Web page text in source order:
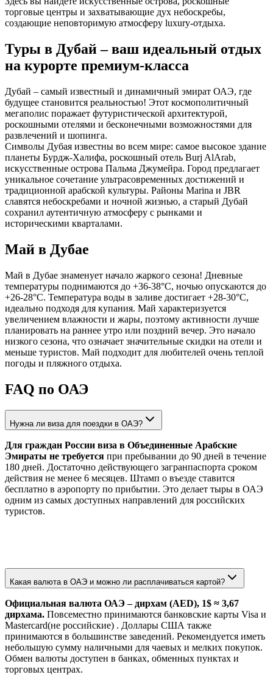
торговые центры и захватывающие дух небоскребы,
создающие неповторимую атмосферу luxury-отдыха.
Туры в Дубай – ваш идеальный отдых
на курорте премиум-класса
Дубай – самый известный и динамичный эмират ОАЭ, где
будущее становится реальностью! Этот космополитичный
мегаполис поражает футуристической архитектурой,
роскошными отелями и бесконечными возможностями для
развлечений и шопинга.
Символы Дубая известны во всем мире: самое высокое здание
планеты Бурдж-Халифа, роскошный отель Burj AlArab,
искусственные острова Пальма Джумейра. Город предлагает
уникальное сочетание ультрасовременных достижений и
традиционной арабской культуры. Районы Marina и JBR
славятся небоскребами и ночной жизнью, а старый Дубай
сохранил аутентичную атмосферу с рынками и
историческими кварталами.
Май в Дубае
Май в Дубае знаменует начало жаркого сезона! Дневные
температуры поднимаются до +36-38°C, ночью опускаются до
+26-28°C. Температура воды в заливе достигает +28-30°C,
идеально подходя для купания. Май характеризуется
увеличением влажности и жары, поэтому активности лучше
планировать на раннее утро или поздний вечер. Это начало
низкого сезона, что означает значительные скидки на отели и
меньше туристов. Май подходит для любителей очень теплой
погоды и пляжного отдыха.
FAQ по ОАЭ
Нужна ли виза для поездки в ОАЭ?
Для граждан России виза в Объединенные Арабские
Эмираты не требуется при пребывании до 90 дней в течение
180 дней. Достаточно действующего загранпаспорта сроком
действия не менее 6 месяцев. Штамп о въезде ставится
бесплатно в аэропорту по прибытии. Это делает тыры в ОАЭ
одним из самых доступных направлений для российских
туристов.
Какая валюта в ОАЭ и можно ли расплачиваться картой?
Официальная валюта ОАЭ – дирхам (AED), 1$ ≈ 3,67
дирхама. Повсеместно принимаются банковские карты Visa и
Mastercard(не российские) . Доллары США также
принимаются в большинстве заведений. Рекомендуется иметь
небольшую сумму наличными для чаевых и мелких покупок.
Обмен валюты доступен в банках, обменных пунктах и
торговых центрах.